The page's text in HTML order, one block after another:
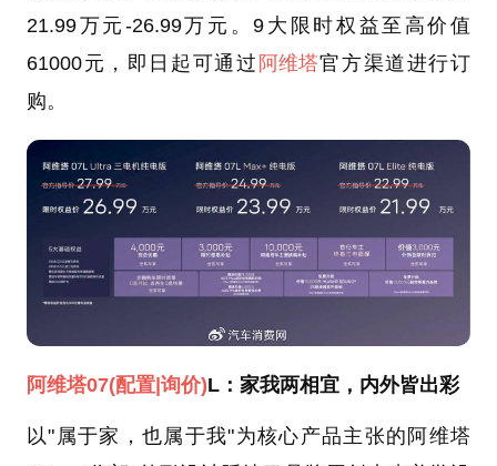
21.99万元-26.99万元。9大限时权益至高价值
61000元，即日起可通过 阿维塔官方渠道进行订
购。
阿维塔07(配置|询价)L：家我两相宜，内外皆出彩
以"属于家，也属于我"为核心产品主张的阿维塔